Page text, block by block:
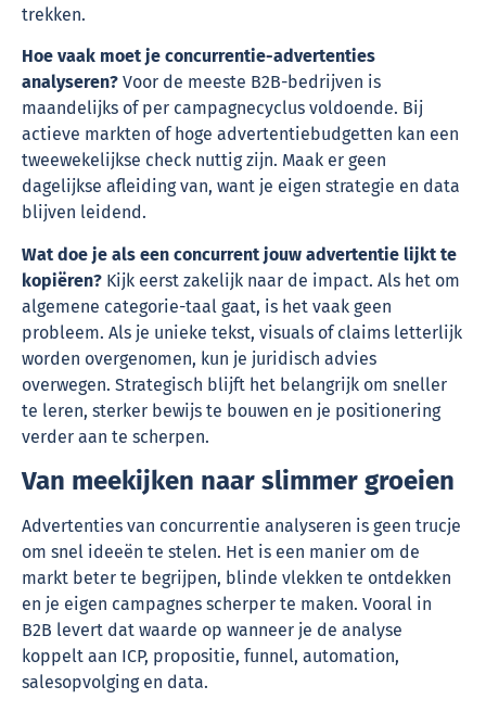
trekken.
Hoe vaak moet je concurrentie-advertenties
analyseren? Voor de meeste B2B-bedrijven is
maandelijks of per campagnecyclus voldoende. Bij
actieve markten of hoge advertentiebudgetten kan een
tweewekelijkse check nuttig zijn. Maak er geen
dagelijkse afleiding van, want je eigen strategie en data
blijven leidend.
Wat doe je als een concurrent jouw advertentie lijkt te
kopiëren? Kijk eerst zakelijk naar de impact. Als het om
algemene categorie-taal gaat, is het vaak geen
probleem. Als je unieke tekst, visuals of claims letterlijk
worden overgenomen, kun je juridisch advies
overwegen. Strategisch blijft het belangrijk om sneller
te leren, sterker bewijs te bouwen en je positionering
verder aan te scherpen.
Van meekijken naar slimmer groeien
Advertenties van concurrentie analyseren is geen trucje
om snel ideeën te stelen. Het is een manier om de
markt beter te begrijpen, blinde vlekken te ontdekken
en je eigen campagnes scherper te maken. Vooral in
B2B levert dat waarde op wanneer je de analyse
koppelt aan ICP, propositie, funnel, automation,
salesopvolging en data.